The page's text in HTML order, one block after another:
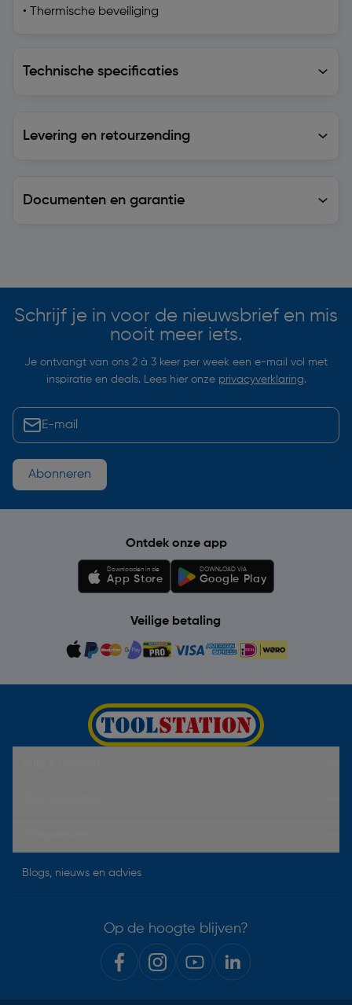
• Thermische beveiliging
Technische specificaties
Levering en retourzending
Documenten en garantie
Schrijf je in voor de nieuwsbrief en mis
nooit meer iets.
Je ontvangt van ons 2 à 3 keer per week een e-mail vol met
inspiratie en deals. Lees hier onze privacyverklaring.
Abonneren
Ontdek onze app
Downloaden in de
App Store
DOWNLOAD VIA
Google Play
Veilige betaling
Blogs, nieuws en advies
Op de hoogte blijven?